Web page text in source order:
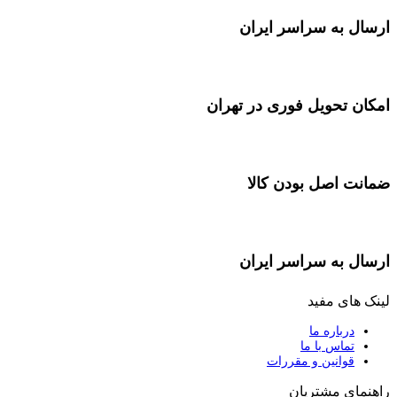
ارسال به سراسر ایران
امکان تحویل فوری در تهران
ضمانت اصل بودن کالا
ارسال به سراسر ایران
لینک های مفید
درباره ما
تماس با ما
قوانین و مقررات
راهنمای مشتریان